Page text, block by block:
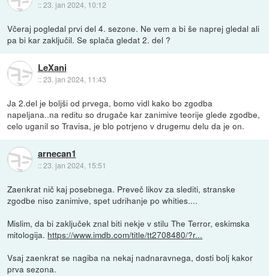
::23. jan 2024, 10:12
Včeraj pogledal prvi del 4. sezone. Ne vem a bi še naprej gledal ali
pa bi kar zaključil. Se splača gledat 2. del ?
LeXani
::23. jan 2024, 11:43
Ja 2.del je boljši od prvega, bomo vidl kako bo zgodba
napeljana..na reditu so drugače kar zanimive teorije glede zgodbe,
celo uganil so Travisa, je blo potrjeno v drugemu delu da je on.
arnecan1
::23. jan 2024, 15:51
Zaenkrat nič kaj posebnega. Preveč likov za slediti, stranske
zgodbe niso zanimive, spet udrihanje po whities....
Mislim, da bi zaključek znal biti nekje v stilu The Terror, eskimska
mitologija. https://www.imdb.com/title/tt2708480/?r...
Vsaj zaenkrat se nagiba na nekaj nadnaravnega, dosti bolj kakor
prva sezona.